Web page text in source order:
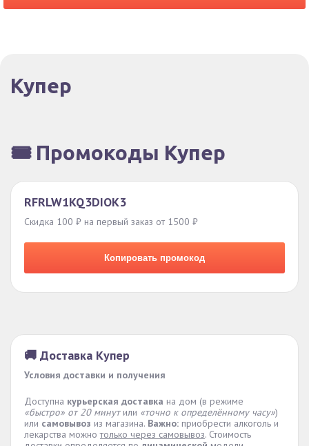
Купер
🎟️ Промокоды Купер
RFRLW1KQ3DIOK3
Скидка 100 ₽ на первый заказ от 1500 ₽
Копировать промокод
🚚 Доставка Купер
Условия доставки и получения
Доступна курьерская доставка на дом (в режиме
«быстро» от 20 минутили «точно к определённому часу»)
или самовывоз из магазина. Важно: приобрести алкоголь и
лекарства можнотолько через самовывоз. Стоимость